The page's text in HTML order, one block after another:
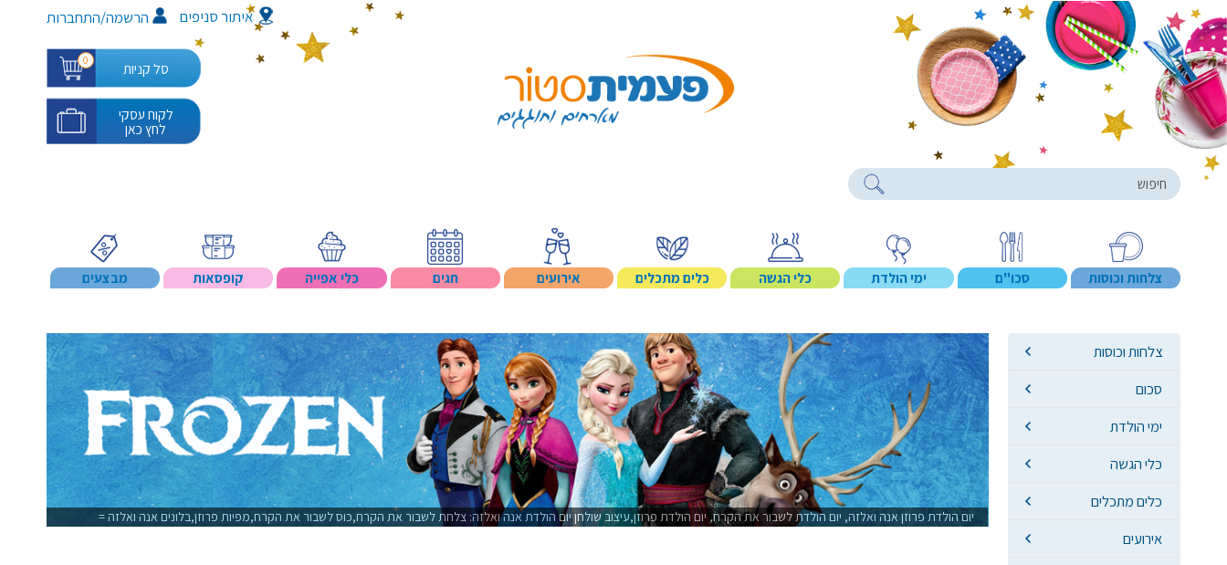
איתור סניפים הרשמה/התחברות
סל קניות 0
לקוח עסקי
לחץ כאן
Search products
צלחות וכוסות סכו"ם ימי הולדת כלי הגשה כלים מתכלים אירועים חגים כלי אפייה קופסאות מבצעים
צלחות וכוסות
סכום
ימי הולדת
כלי הגשה
כלים מתכלים
אירועים
יום הולדת פרוזן אנה ואלזה, יום הולדת לשבור את הקרח, יום הולדת פרוזן,עיצוב שולחן יום הולדת אנה ואלזה: צלחת לשבור את הקרח,כוס לשבור את הקרח,מפיות פרוזן,בלונים אנה ואלזה =